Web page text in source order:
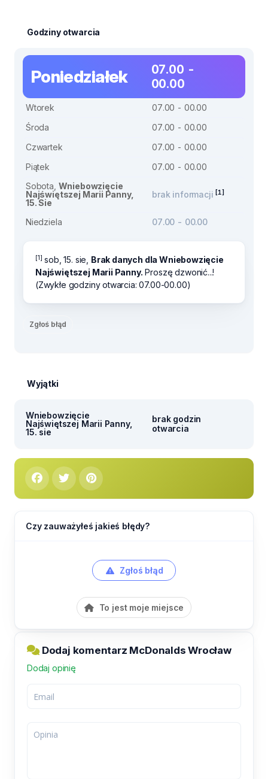
Godziny otwarcia
Poniedziałek
07.00 -
00.00
Wtorek
07.00 - 00.00
Środa
07.00 - 00.00
Czwartek
07.00 - 00.00
Piątek
07.00 - 00.00
Sobota, Wniebowzięcie
Najświętszej Marii Panny,
15. Sie
brak informacji [1]
Niedziela 07.00 - 00.00
[1] sob, 15. sie, Brak danych dla Wniebowzięcie
Najświętszej Marii Panny. Proszę dzwonić...!
(Zwykłe godziny otwarcia: 07.00-00.00)
Zgłoś błąd
Wyjątki
Wniebowzięcie
Najświętszej Marii Panny,
15. sie
brak godzin
otwarcia
Czy zauważyłeś jakieś błędy?
Zgłoś błąd
To jest moje miejsce
Dodaj komentarz McDonalds Wrocław
Dodaj opinię